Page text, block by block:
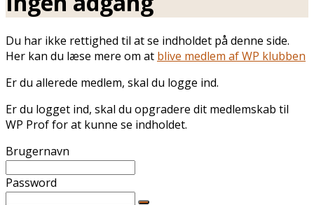
Du har ikke rettighed til at se indholdet på denne side.
Her kan du læse mere om at blive medlem af WP klubben
Er du allerede medlem, skal du logge ind.
Er du logget ind, skal du opgradere dit medlemskab til
WP Prof for at kunne se indholdet.
Brugernavn
Password